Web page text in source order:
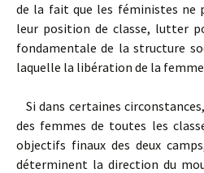
de la fait que les féministes ne
leur position de classe, lutter
fondamentale de la structure
laquelle la libération de la
Si dans certaines
des femmes de toutes les
objectifs finaux des deux
déterminent la direction du